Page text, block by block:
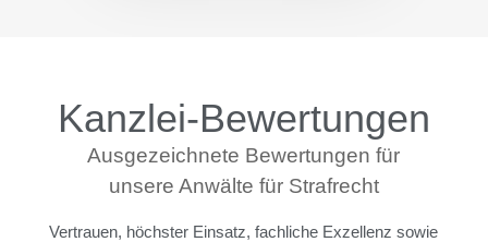
Kanzlei-Bewertungen
Ausgezeichnete Bewertungen für
unsere Anwälte für Strafrecht
Vertrauen, höchster Einsatz, fachliche Exzellenz sowie